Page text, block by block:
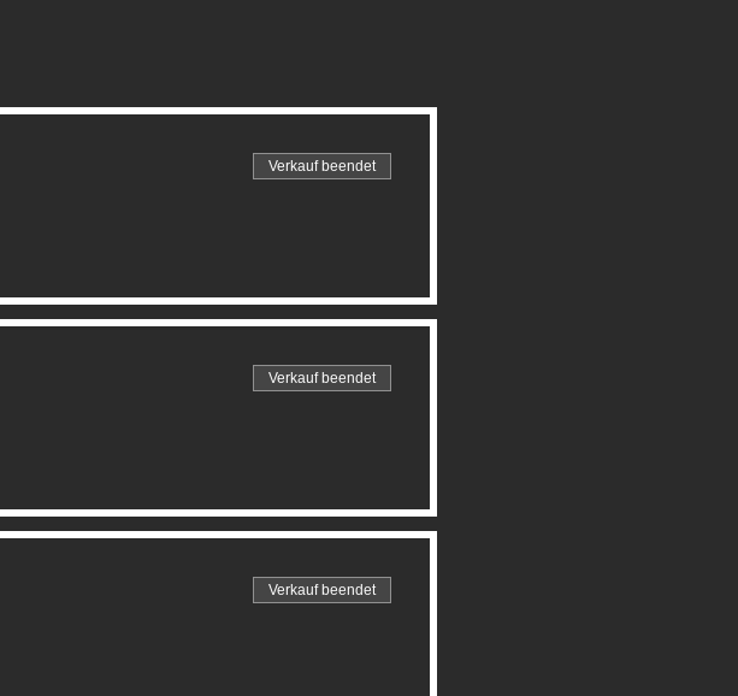
Verkauf beendet
Verkauf beendet
Verkauf beendet